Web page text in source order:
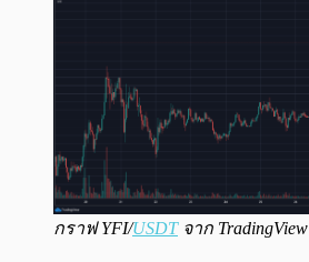
กราฟ YFI/USDTจาก TradingView